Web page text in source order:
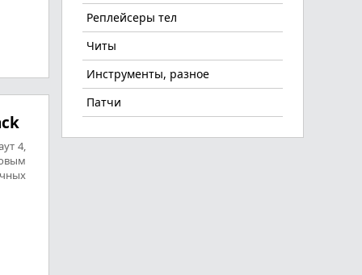
4,
Реплейсеры тел
Читы
Инструменты, разное
Патчи